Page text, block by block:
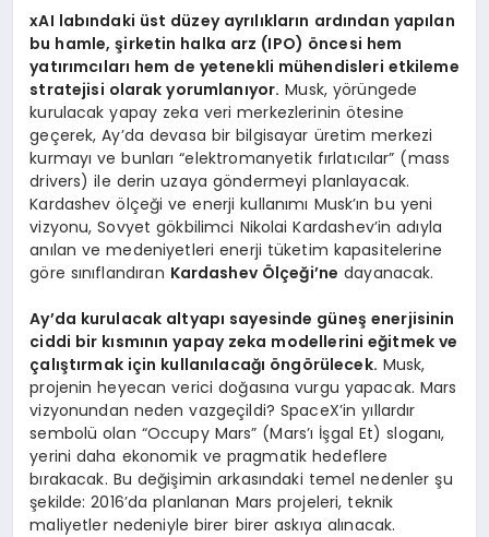
xAI labındaki üst düzey ayrılıkların ardından yapılan
bu hamle, şirketin halka arz (IPO) öncesi hem
yatırımcıları hem de yetenekli mühendisleri etkileme
stratejisi olarak yorumlanıyor. Musk, yörüngede
kurulacak yapay zeka veri merkezlerinin ötesine
geçerek, Ay’da devasa bir bilgisayar üretim merkezi
kurmayı ve bunları “elektromanyetik fırlatıcılar” (mass
drivers) ile derin uzaya göndermeyi planlayacak.
Kardashev ölçeği ve enerji kullanımı Musk’ın bu yeni
vizyonu, Sovyet gökbilimci Nikolai Kardashev’in adıyla
anılan ve medeniyetleri enerji tüketim kapasitelerine
göre sınıflandıran Kardashev Ölçeği’ne dayanacak.
Ay’da kurulacak altyapı sayesinde güneş enerjisinin
ciddi bir kısmının yapay zeka modellerini eğitmek ve
çalıştırmak için kullanılacağı öngörülecek. Musk,
projenin heyecan verici doğasına vurgu yapacak. Mars
vizyonundan neden vazgeçildi? SpaceX’in yıllardır
sembolü olan “Occupy Mars” (Mars’ı İşgal Et) sloganı,
yerini daha ekonomik ve pragmatik hedeflere
bırakacak. Bu değişimin arkasındaki temel nedenler şu
şekilde: 2016’da planlanan Mars projeleri, teknik
maliyetler nedeniyle birer birer askıya alınacak.